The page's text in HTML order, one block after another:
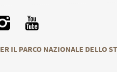
IL PARCO NAZIONALE DELLO